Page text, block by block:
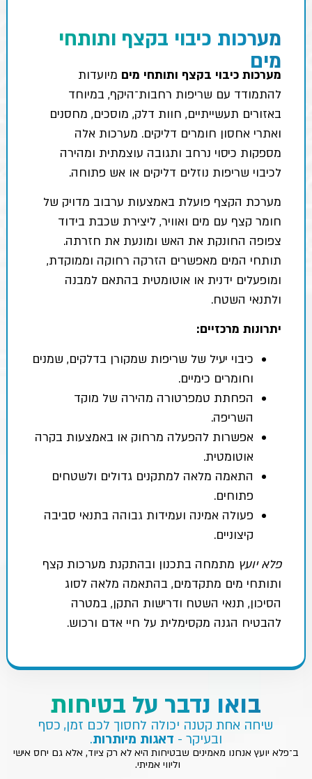
מערכות כיבוי בקצף ותותחי
מים
מערכות כיבוי בקצף ותותחי מים מיועדות
להתמודד עם שריפות רחבות־היקף, במיוחד
באזורים תעשייתיים, חוות דלק, מוסכים, מחסנים
ואתרי אחסון חומרים דליקים. מערכות אלה
מספקות כיסוי נרחב ותגובה עוצמתית ומהירה
לכיבוי שריפות נוזלים דליקים או אש פתוחה.
מערכת הקצף פועלת באמצעות ערבוב מדויק של
חומר קצף עם מים ואוויר, ליצירת שכבת בידוד
צפופה החונקת את האש ומונעת את חזרתה.
תותחי המים מאפשרים הזרקה רחוקה וממוקדת,
ומופעלים ידנית או אוטומטית בהתאם למבנה
ולתנאי השטח.
יתרונות מרכזיים:
כיבוי יעיל של שריפות שמקורן בדלקים, שמנים
וחומרים כימיים.
הפחתת טמפרטורה מהירה של מוקד
השריפה.
אפשרות להפעלה מרחוק או באמצעות בקרה
אוטומטית.
התאמה מלאה למתקנים גדולים ולשטחים
פתוחים.
פעולה אמינה ועמידות גבוהה בתנאי סביבה
קיצוניים.
פלא יועץ מתמחה בתכנון ובהתקנת מערכות קצף
ותותחי מים מתקדמים, בהתאמה מלאה לסוג
הסיכון, תנאי השטח ודרישות התקן, במטרה
להבטיח הגנה מקסימלית על חיי אדם ורכוש.
בואו נדבר על בטיחות
שיחה אחת קטנה יכולה לחסוך לכם זמן, כסף
ובעיקר - דאגות מיותרות.
ב־פלא יועץ אנחנו מאמינים שבטיחות היא לא רק ציוד, אלא גם יחס אישי
וליווי אמיתי.